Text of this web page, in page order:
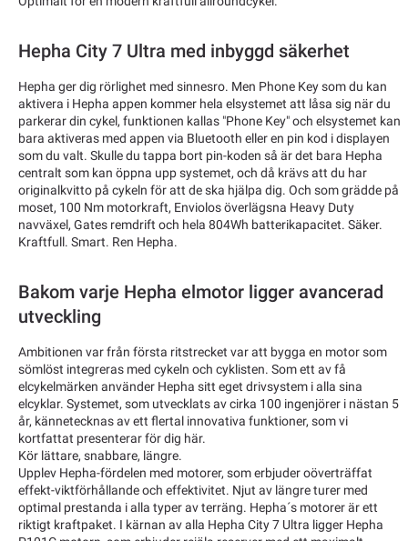
Hepha City 7 Ultra med inbyggd säkerhet
Hepha ger dig rörlighet med sinnesro. Men Phone Key som du kan
aktivera i Hepha appen kommer hela elsystemet att låsa sig när du
parkerar din cykel, funktionen kallas "Phone Key" och elsystemet kan
bara aktiveras med appen via Bluetooth eller en pin kod i displayen
som du valt. Skulle du tappa bort pin-koden så är det bara Hepha
centralt som kan öppna upp systemet, och då krävs att du har
originalkvitto på cykeln för att de ska hjälpa dig. Och som grädde på
moset, 100 Nm motorkraft, Enviolos överlägsna Heavy Duty
navväxel, Gates remdrift och hela 804Wh batterikapacitet. Säker.
Kraftfull. Smart. Ren Hepha.
Bakom varje Hepha elmotor ligger avancerad
utveckling
Ambitionen var från första ritstrecket var att bygga en motor som
sömlöst integreras med cykeln och cyklisten. Som ett av få
elcykelmärken använder Hepha sitt eget drivsystem i alla sina
elcyklar. Systemet, som utvecklats av cirka 100 ingenjörer i nästan 5
år, kännetecknas av ett flertal innovativa funktioner, som vi
kortfattat presenterar för dig här.
Kör lättare, snabbare, längre.
Upplev Hepha-fördelen med motorer, som erbjuder oöverträffat
effekt-viktförhållande och effektivitet. Njut av längre turer med
optimal prestanda i alla typer av terräng. Hepha´s motorer är ett
riktigt kraftpaket. I kärnan av alla Hepha City 7 Ultra ligger Hepha